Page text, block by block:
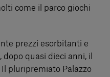
come il parco giochi
prezzi esorbitanti e
quasi dieci anni, il
pluripremiato Palazzo